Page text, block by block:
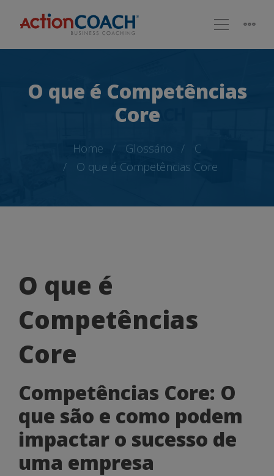
O que é Competências
Core
Home Glossário
C
O que é Competências Core
O
que
é
Competências
Core
O que é
Competências
Core
Competências Core: O
que são e como podem
impactar o sucesso de
uma empresa